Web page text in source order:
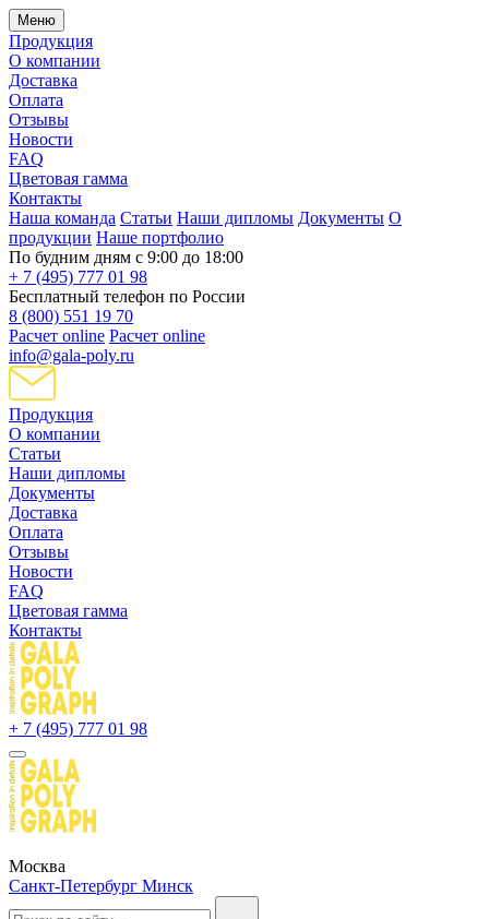
Меню
Продукция
О компании
Доставка
Оплата
Отзывы
Новости
FAQ
Цветовая гамма
Контакты
Наша команда Статьи Наши дипломы Документы О
продукции Наше портфолио
По будним дням с 9:00 до 18:00
+ 7 (495) 777 01 98
Бесплатный телефон по России
8 (800) 551 19 70
Расчет online Расчет online
info@gala-poly.ru
Продукция
О компании
Статьи
Наши дипломы
Документы
Доставка
Оплата
Отзывы
Новости
FAQ
Цветовая гамма
Контакты
+ 7 (495) 777 01 98
Москва
Санкт-Петербург Минск